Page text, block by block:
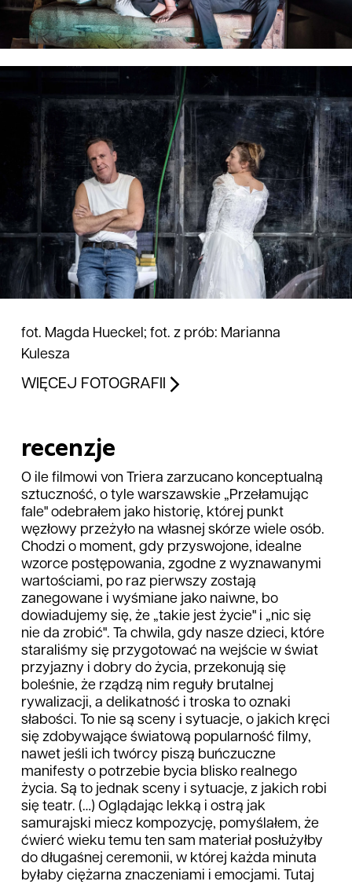
fot. Magda Hueckel; fot. z prób: Marianna
Kulesza
WIĘCEJ FOTOGRAFII
recenzje
O ile filmowi von Triera zarzucano konceptualną
sztuczność, o tyle warszawskie „Przełamując
fale" odebrałem jako historię, której punkt
węzłowy przeżyło na własnej skórze wiele osób.
Chodzi o moment, gdy przyswojone, idealne
wzorce postępowania, zgodne z wyznawanymi
wartościami, po raz pierwszy zostają
zanegowane i wyśmiane jako naiwne, bo
dowiadujemy się, że „takie jest życie" i „nic się
nie da zrobić". Ta chwila, gdy nasze dzieci, które
staraliśmy się przygotować na wejście w świat
przyjazny i dobry do życia, przekonują się
boleśnie, że rządzą nim reguły brutalnej
rywalizacji, a delikatność i troska to oznaki
słabości. To nie są sceny i sytuacje, o jakich kręci
się zdobywające światową popularność filmy,
nawet jeśli ich twórcy piszą buńczuczne
manifesty o potrzebie bycia blisko realnego
życia. Są to jednak sceny i sytuacje, z jakich robi
się teatr. (…) Oglądając lekką i ostrą jak
samurajski miecz kompozycję, pomyślałem, że
ćwierć wieku temu ten sam materiał posłużyłby
do długaśnej ceremonii, w której każda minuta
byłaby ciężarna znaczeniami i emocjami. Tutaj